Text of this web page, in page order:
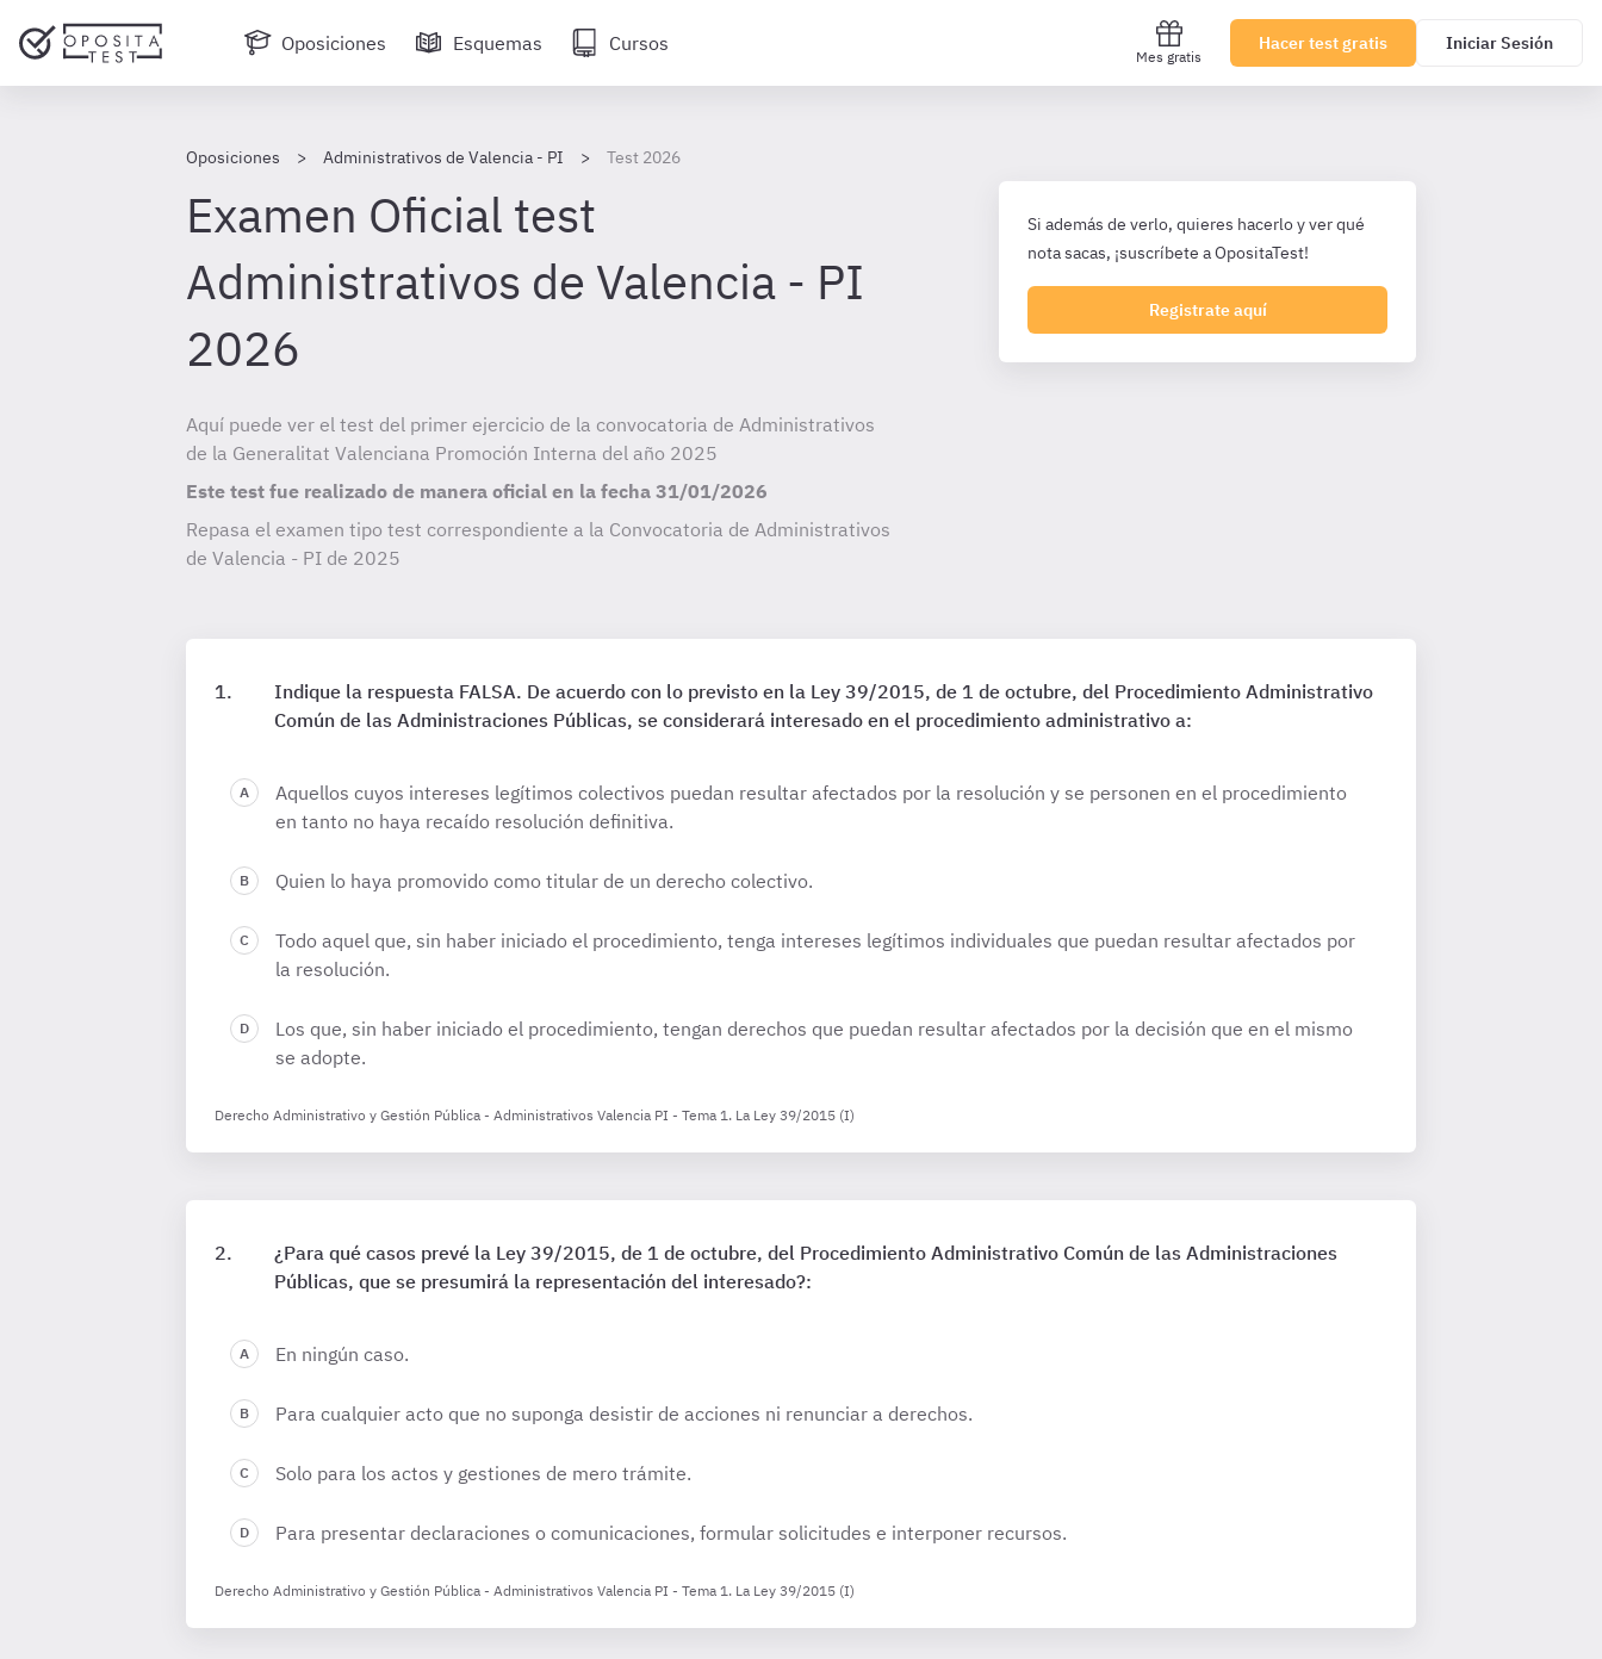
Oposiciones Esquemas Cursos
Mes gratis
Hacer test gratis Iniciar Sesión
Oposiciones Administrativos de Valencia - PI Test 2026
Examen Oficial test
Administrativos de Valencia - PI
2026
Aquí puede ver el test del primer ejercicio de la convocatoria de Administrativos
de la Generalitat Valenciana Promoción Interna del año 2025
Este test fue realizado de manera oficial en la fecha 31/01/2026
Repasa el examen tipo test correspondiente a la Convocatoria de Administrativos
de Valencia - PI de 2025
Si además de verlo, quieres hacerlo y ver qué
nota sacas, ¡suscríbete a OpositaTest!
Registrate aquí
Indique la respuesta FALSA. De acuerdo con lo previsto en la Ley 39/2015, de 1 de octubre, del Procedimiento Administrativo
Común de las Administraciones Públicas, se considerará interesado en el procedimiento administrativo a:
Aquellos cuyos intereses legítimos colectivos puedan resultar afectados por la resolución y se personen en el procedimiento
en tanto no haya recaído resolución definitiva.
Quien lo haya promovido como titular de un derecho colectivo.
Todo aquel que, sin haber iniciado el procedimiento, tenga intereses legítimos individuales que puedan resultar afectados por
la resolución.
Los que, sin haber iniciado el procedimiento, tengan derechos que puedan resultar afectados por la decisión que en el mismo
se adopte.
Derecho Administrativo y Gestión Pública - Administrativos Valencia PI - Tema 1. La Ley 39/2015 (I)
¿Para qué casos prevé la Ley 39/2015, de 1 de octubre, del Procedimiento Administrativo Común de las Administraciones
Públicas, que se presumirá la representación del interesado?:
En ningún caso.
Para cualquier acto que no suponga desistir de acciones ni renunciar a derechos.
Solo para los actos y gestiones de mero trámite.
Para presentar declaraciones o comunicaciones, formular solicitudes e interponer recursos.
Derecho Administrativo y Gestión Pública - Administrativos Valencia PI - Tema 1. La Ley 39/2015 (I)